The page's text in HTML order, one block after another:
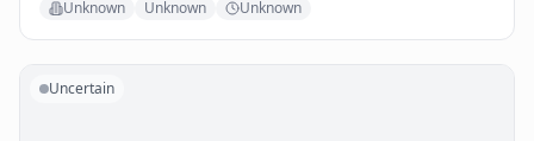
Unknown Unknown Unknown
Uncertain